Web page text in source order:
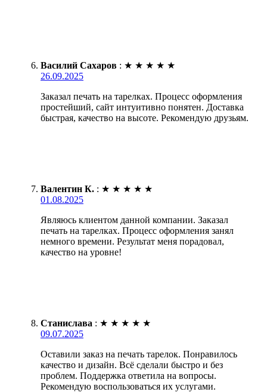
Василий Сахаров : ★ ★ ★ ★ ★
26.09.2025
Заказал печать на тарелках. Процесс оформления
простейший, сайт интуитивно понятен. Доставка
быстрая, качество на высоте. Рекомендую друзьям.
Валентин К. : ★ ★ ★ ★ ★
01.08.2025
Являюсь клиентом данной компании. Заказал
печать на тарелках. Процесс оформления занял
немного времени. Результат меня порадовал,
качество на уровне!
Станислава : ★ ★ ★ ★ ★
09.07.2025
Оставили заказ на печать тарелок. Понравилось
качество и дизайн. Всё сделали быстро и без
проблем. Поддержка ответила на вопросы.
Рекомендую воспользоваться их услугами.